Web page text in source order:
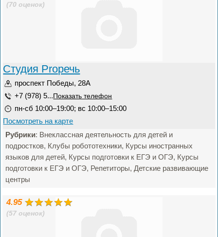
(70 оценок)
Студия Proречь
проспект Победы, 28А
+7 (978) 5... Показать телефон
пн-сб 10:00–19:00; вс 10:00–15:00
Посмотреть на карте
Рубрики: Внеклассная деятельность для детей и
подростков, Клубы робототехники, Курсы иностранных
языков для детей, Курсы подготовки к ЕГЭ и ОГЭ, Курсы
подготовки к ЕГЭ и ОГЭ, Репетиторы, Детские развивающие
центры
4.95
(57 оценок)